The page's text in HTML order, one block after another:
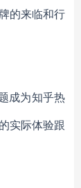
的来临和行
成为知乎热
实际体验跟